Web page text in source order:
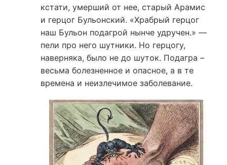
кстати, умерший от нее, старый Арамис
и герцог Бульонский. «Храбрый герцог
наш Бульон подагрой нынче удручен.» —
пели про него шутники. Но герцогу,
наверняка, было не до шуток. Подагра –
весьма болезненное и опасное, а в те
времена и неизлечимое заболевание.